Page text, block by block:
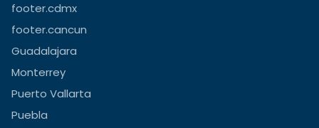
footer.cdmx
footer.cancun
Guadalajara
Monterrey
Puerto Vallarta
Puebla